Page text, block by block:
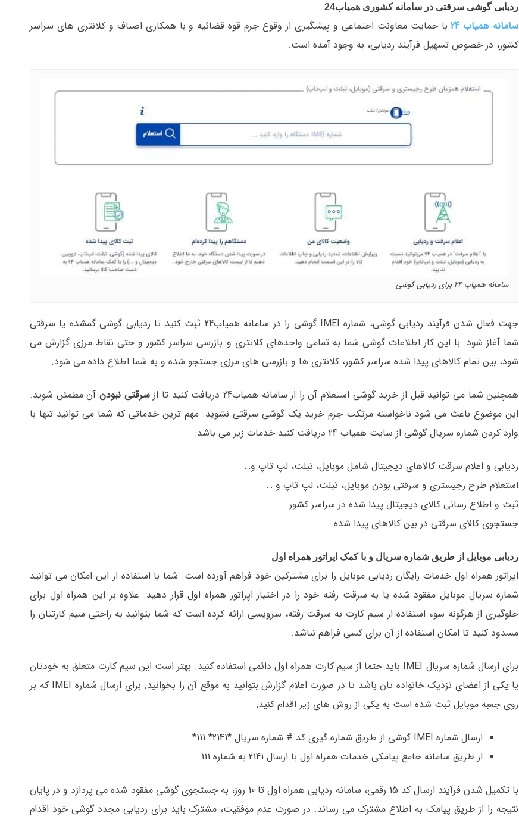
ردیابی گوشی سرقتی در سامانه کشوری همیاب24
سامانه همیاب 24 با حمایت معاونت اجتماعی و پیشگیری از وقوع جرم قوه قضائیه و با همکاری اصناف و کلانتری های سراسر
کشور، در خصوص تسهیل فرآیند ردیابی، به وجود آمده است.
سامانه همیاب 24 برای ردیابی گوشی
جهت فعال شدن فرآیند ردیابی گوشی، شماره IMEI گوشی را در سامانه همیاب24 ثبت کنید تا ردیابی گوشی گمشده یا سرقتی
شما آغاز شود. با این کار اطلاعات گوشی شما به تمامی واحدهای کلانتری و بازرسی سراسر کشور و حتی نقاط مرزی گزارش می
شود، بین تمام کالاهای پیدا شده سراسر کشور، کلانتری ها و بازرسی های مرزی جستجو شده و به شما اطلاع داده می شود.
همچنین شما می توانید قبل از خرید گوشی استعلام آن را از سامانه همیاب24 دریافت کنید تا از سرقتی نبودن آن مطمئن شوید.
این موضوع باعث می شود ناخواسته مرتکب جرم خرید یک گوشی سرقتی نشوید. مهم ترین خدماتی که شما می توانید تنها با
وارد کردن شماره سریال گوشی از سایت همیاب 24 دریافت کنید خدمات زیر می باشد:
ردیابی و اعلام سرقت کالاهای دیجیتال شامل موبایل، تبلت، لپ تاپ و…
استعلام طرح رجیستری و سرقتی بودن موبایل، تبلت، لپ تاپ و …
ثبت و اطلاع رسانی کالای دیجیتال پیدا شده در سراسر کشور
جستجوی کالای سرقتی در بین کالاهای پیدا شده
ردیابی موبایل از طریق شماره سریال و با کمک اپراتور همراه اول
اپراتور همراه اول خدمات رایگان ردیابی موبایل را برای مشترکین خود فراهم آورده است. شما با استفاده از این امکان می توانید
شماره سریال موبایل مفقود شده یا به سرقت رفته خود را در اختیار اپراتور همراه اول قرار دهید. علاوه بر این همراه اول برای
جلوگیری از هرگونه سوء استفاده از سیم کارت به سرقت رفته، سرویسی ارائه کرده است که شما بتوانید به راحتی سیم کارتتان را
مسدود کنید تا امکان استفاده از آن برای کسی فراهم نباشد.
برای ارسال شماره سریال IMEI باید حتما از سیم کارت همراه اول دائمی استفاده کنید. بهتر است این سیم کارت متعلق به خودتان
یا یکی از اعضای نزدیک خانواده تان باشد تا در صورت اعلام گزارش بتوانید به موقع آن را بخوانید. برای ارسال شماره IMEI که بر
روی جعبه موبایل ثبت شده است به یکی از روش های زیر اقدام کنید:
ارسال شماره IMEI گوشی از طریق شماره گیری کد # شماره سریال *2141* 111*
از طریق سامانه جامع پیامکی خدمات همراه اول با ارسال 2141 به شماره 111
با تکمیل شدن فرآیند ارسال کد 15 رقمی، سامانه ردیابی همراه اول تا 10 روز، به جستجوی گوشی مفقود شده می پردازد و در پایان
نتیجه را از طریق پیامک به اطلاع مشترک می رساند. در صورت عدم موفقیت، مشترک باید برای ردیابی مجدد گوشی خود اقدام